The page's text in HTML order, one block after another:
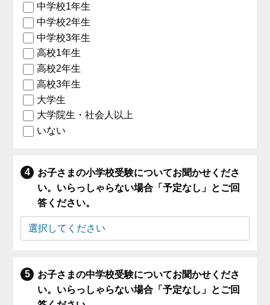
中学校1年生
中学校2年生
中学校3年生
高校1年生
高校2年生
高校3年生
大学生
大学院生・社会人以上
いない
お子さまの小学校受験についてお聞かせくださ
い。いらっしゃらない場合「予定なし」とご回
答ください。
お子さまの中学校受験についてお聞かせくださ
い。いらっしゃらない場合「予定なし」とご回